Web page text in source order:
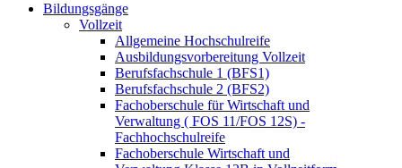
Bildungsgänge
Vollzeit
Allgemeine Hochschulreife
Ausbildungsvorbereitung Vollzeit
Berufsfachschule 1 (BFS1)
Berufsfachschule 2 (BFS2)
Fachoberschule für Wirtschaft und
Verwaltung ( FOS 11/FOS 12S) -
Fachhochschulreife
Fachoberschule Wirtschaft und